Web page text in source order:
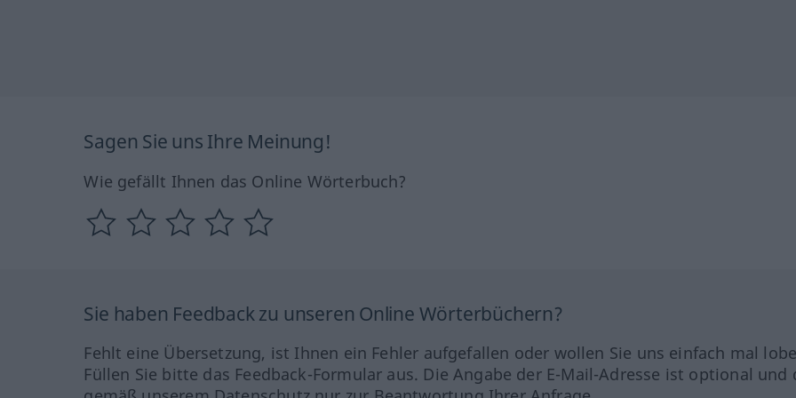
Sagen Sie uns Ihre Meinung!
Wie gefällt Ihnen das Online Wörterbuch?
Sie haben Feedback zu unseren Online Wörterbüchern?
Fehlt eine Übersetzung, ist Ihnen ein Fehler aufgefallen oder wollen Sie uns einfach mal
Füllen Sie bitte das Feedback-Formular aus. Die Angabe der E-Mail-Adresse ist optional und